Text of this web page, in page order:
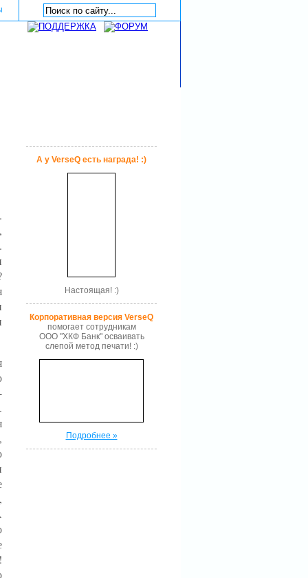
А у VerseQ есть награда! :)
Настоящая! :)
Корпоративная версия VerseQ
помогает сотрудникам
ООО "ХКФ Банк" осваивать
слепой метод печати! :)
Подробнее »